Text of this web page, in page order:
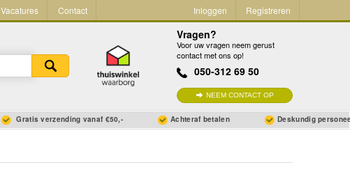
Vacatures Contact Inloggen Registreren
Vragen?
Voor uw vragen neem gerust
contact met ons op!
050-312 69 50
NEEM CONTACT OP
Gratis verzending vanaf €50,- Achteraf betalen Deskundig